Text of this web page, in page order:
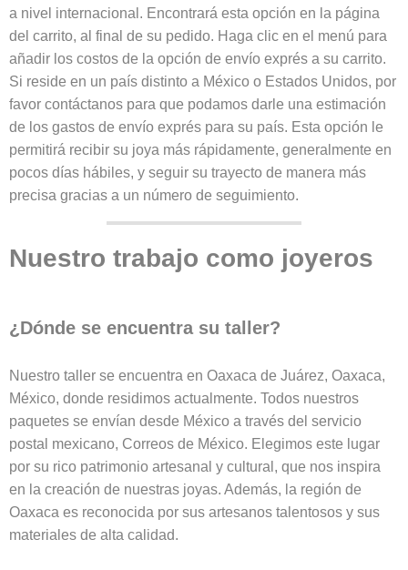
a nivel internacional. Encontrará esta opción en la página
del carrito, al final de su pedido. Haga clic en el menú para
añadir los costos de la opción de envío exprés a su carrito.
Si reside en un país distinto a México o Estados Unidos, por
favor contáctanos para que podamos darle una estimación
de los gastos de envío exprés para su país. Esta opción le
permitirá recibir su joya más rápidamente, generalmente en
pocos días hábiles, y seguir su trayecto de manera más
precisa gracias a un número de seguimiento.
Nuestro trabajo como joyeros
¿Dónde se encuentra su taller?
Nuestro taller se encuentra en Oaxaca de Juárez, Oaxaca,
México, donde residimos actualmente. Todos nuestros
paquetes se envían desde México a través del servicio
postal mexicano, Correos de México. Elegimos este lugar
por su rico patrimonio artesanal y cultural, que nos inspira
en la creación de nuestras joyas. Además, la región de
Oaxaca es reconocida por sus artesanos talentosos y sus
materiales de alta calidad.